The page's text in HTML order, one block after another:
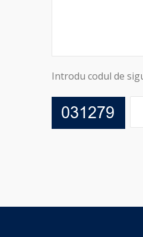
Introdu codul de